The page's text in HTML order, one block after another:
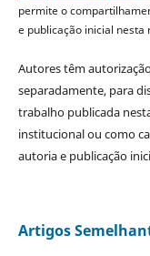
permite o
e publicação inicial nesta
Autores têm
separadamente, para
trabalho publicada
institucional ou como
autoria e publicação
Artigos